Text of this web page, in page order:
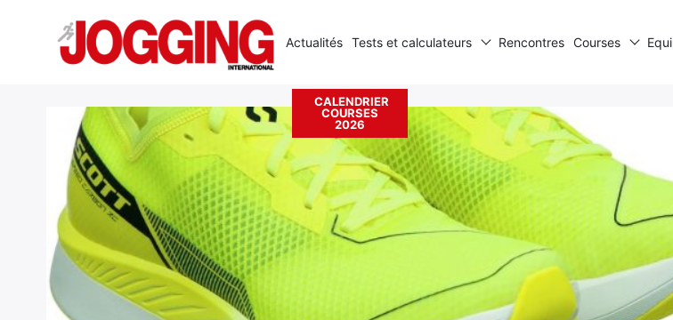
Accueil › Scott Running
Actualités Tests et calculateurs Rencontres Courses
CALENDRIER
COURSES
2026
Rechercher
: